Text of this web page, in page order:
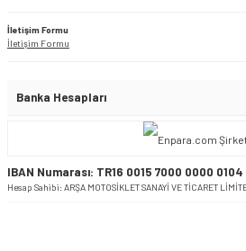
İletişim Formu
İletişim Formu
Banka Hesapları
IBAN Numarası: TR16 0015 7000 0000
Hesap Sahibi: ARŞA MOTOSİKLET SANAYİ VE TİCARET